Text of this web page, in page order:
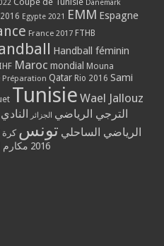
Danemark
Egypte 2021 EMM Espagne
France 2017 FTHB
Handball féminin
IHF Maroc mondial
Mouna
Préparation Qatar Rio 2016 Sami
Tunisie Wael Jallouz
الترجي الرياضي الجزائر
الرياضي الساحلي تونس كرة
2016 مكارم